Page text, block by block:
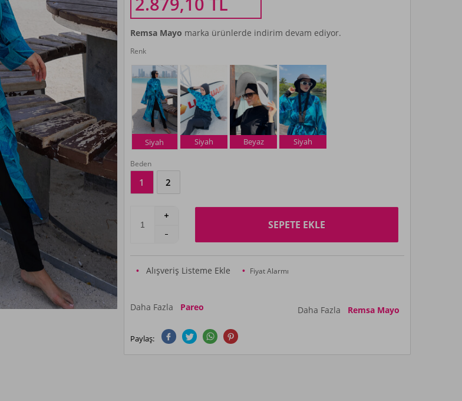
Remsa Mayo marka ürünlerde indirim devam ediyor.
Renk
Siyah Siyah Beyaz Siyah
Beden
1 2
SEPETE EKLE
Alışveriş Listeme Ekle Fiyat Alarmı
Daha Fazla Pareo Daha Fazla Remsa Mayo
Paylaş: